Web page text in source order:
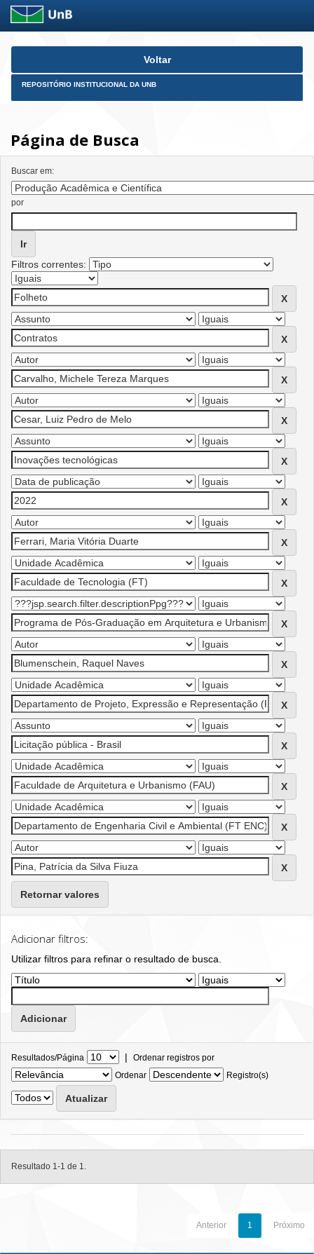
Skip
Voltar
REPOSITÓRIO INSTITUCIONAL DA UNB
Página de Busca
Buscar em:
por
Filtros correntes:
Retornar valores
Adicionar filtros:
Utilizar filtros para refinar o resultado de busca.
Resultados/Página | Ordenar registros por
Ordenar
Registro(s)
Resultado 1-1 de 1.
Anterior 1 Próximo